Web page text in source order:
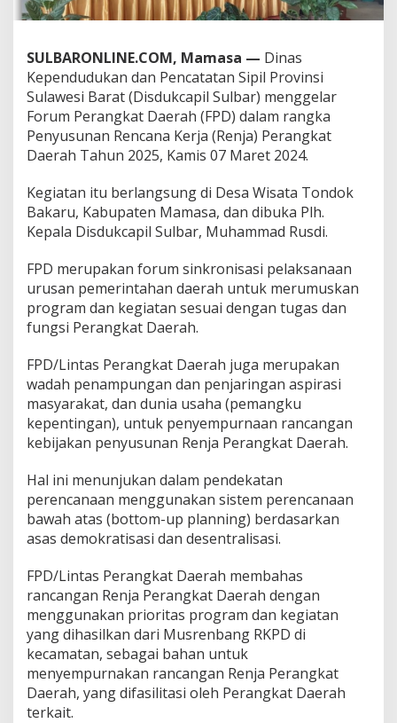
n
n
j
a
P
e
r
a
g
k
a
t
a
e
r
a
h
0
2
5
,
D
i
d
u
k
c
a
i
l
S
u
l
b
G
SULBARONLINE.COM, Mamasa — Dinas
Kependudukan dan Pencatatan Sipil Provinsi
Sulawesi Barat (Disdukcapil Sulbar) menggelar
Forum Perangkat Daerah (FPD) dalam rangka
Penyusunan Rencana Kerja (Renja) Perangkat
Daerah Tahun 2025, Kamis 07 Maret 2024.
Kegiatan itu berlangsung di Desa Wisata Tondok
Bakaru, Kabupaten Mamasa, dan dibuka Plh.
Kepala Disdukcapil Sulbar, Muhammad Rusdi.
FPD merupakan forum sinkronisasi pelaksanaan
urusan pemerintahan daerah untuk merumuskan
program dan kegiatan sesuai dengan tugas dan
fungsi Perangkat Daerah.
FPD/Lintas Perangkat Daerah juga merupakan
wadah penampungan dan penjaringan aspirasi
masyarakat, dan dunia usaha (pemangku
kepentingan), untuk penyempurnaan rancangan
kebijakan penyusunan Renja Perangkat Daerah.
Hal ini menunjukan dalam pendekatan
perencanaan menggunakan sistem perencanaan
bawah atas (bottom-up planning) berdasarkan
asas demokratisasi dan desentralisasi.
FPD/Lintas Perangkat Daerah membahas
rancangan Renja Perangkat Daerah dengan
menggunakan prioritas program dan kegiatan
yang dihasilkan dari Musrenbang RKPD di
kecamatan, sebagai bahan untuk
menyempurnakan rancangan Renja Perangkat
Daerah, yang difasilitasi oleh Perangkat Daerah
terkait.